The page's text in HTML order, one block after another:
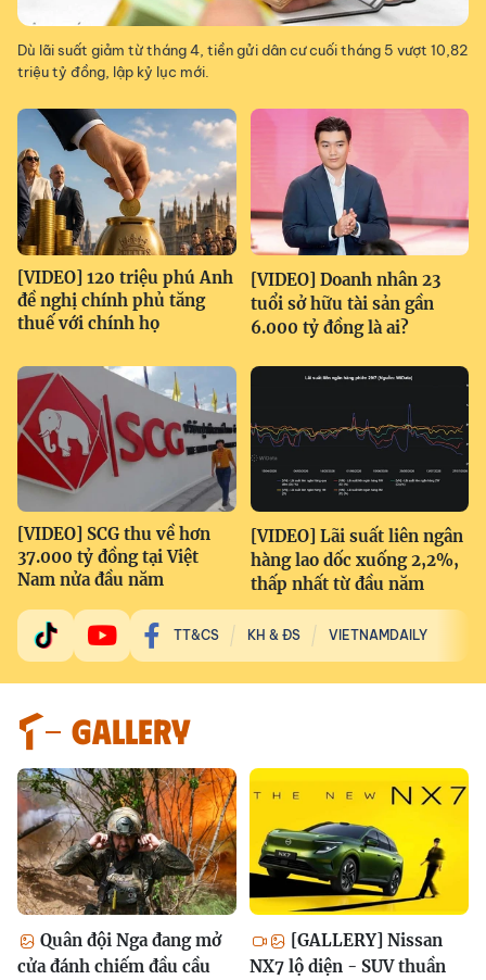
Dù lãi suất giảm từ tháng 4, tiền gửi dân cư cuối tháng 5 vượt 10,82
triệu tỷ đồng, lập kỷ lục mới.
[VIDEO] 120 triệu phú Anh
đề nghị chính phủ tăng
thuế với chính họ
[VIDEO] Doanh nhân 23
tuổi sở hữu tài sản gần
6.000 tỷ đồng là ai?
[VIDEO] SCG thu về hơn
37.000 tỷ đồng tại Việt
Nam nửa đầu năm
[VIDEO] Lãi suất liên ngân
hàng lao dốc xuống 2,2%,
thấp nhất từ đầu năm
TT&CS KH & ĐS VIETNAMDAILY
GALLERY
Quân đội Nga đang mở
cửa đánh chiếm đầu cầu
[GALLERY] Nissan
NX7 lộ diện - SUV thuần